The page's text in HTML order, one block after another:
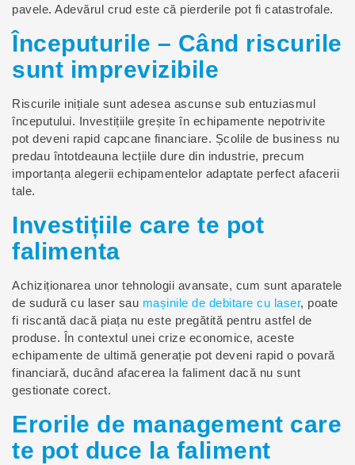
pavele. Adevărul crud este că pierderile pot fi catastrofale.
Începuturile – Când riscurile
sunt imprevizibile
Riscurile inițiale sunt adesea ascunse sub entuziasmul
începutului. Investițiile greșite în echipamente nepotrivite
pot deveni rapid capcane financiare. Școlile de business nu
predau întotdeauna lecțiile dure din industrie, precum
importanța alegerii echipamentelor adaptate perfect afacerii
tale.
Investițiile care te pot
falimenta
Achiziționarea unor tehnologii avansate, cum sunt aparatele
de sudură cu laser sau mașinile de debitare cu laser, poate
fi riscantă dacă piața nu este pregătită pentru astfel de
produse. În contextul unei crize economice, aceste
echipamente de ultimă generație pot deveni rapid o povară
financiară, ducând afacerea la faliment dacă nu sunt
gestionate corect.
Erorile de management care
te pot duce la faliment